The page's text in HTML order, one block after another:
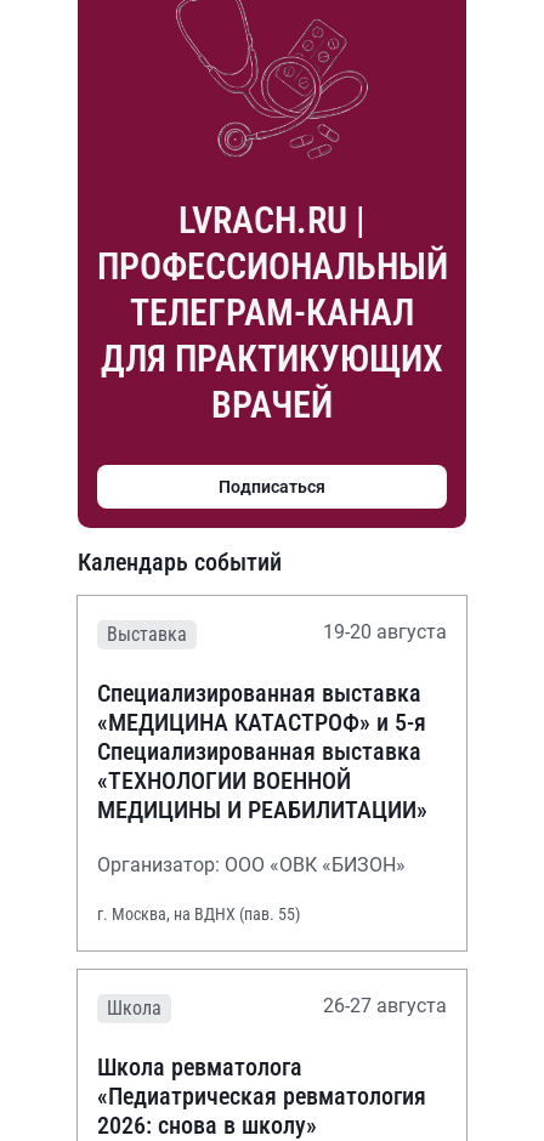
LVRACH.RU |
ПРОФЕССИОНАЛЬНЫЙ
ТЕЛЕГРАМ-КАНАЛ
ДЛЯ ПРАКТИКУЮЩИХ
ВРАЧЕЙ
Подписаться
Календарь событий
Выставка 19-20 августа
Специализированная выставка
«МЕДИЦИНА КАТАСТРОФ» и 5-я
Специализированная выставка
«ТЕХНОЛОГИИ ВОЕННОЙ
МЕДИЦИНЫ И РЕАБИЛИТАЦИИ»
Организатор: ООО «ОВК «БИЗОН»
г. Москва, на ВДНХ (пав. 55)
Школа 26-27 августа
Школа ревматолога
«Педиатрическая ревматология
2026: снова в школу»